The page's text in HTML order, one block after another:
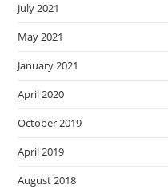
July 2021
May 2021
January 2021
April 2020
October 2019
April 2019
August 2018